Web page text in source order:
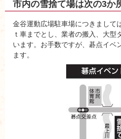
市内の雪捨て場は次の3か
金谷運動広場駐車場につきまして
ｔ車までとし、業者の搬入、大型
います。お手数ですが、碁点イベ
ます。